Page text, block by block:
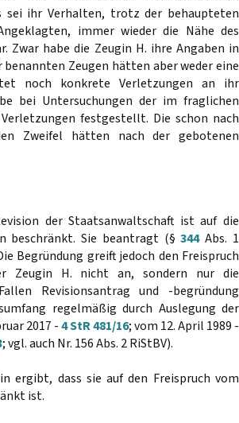
sei ihr Verhalten, trotz der behaupteten
immer wieder die Nähe des
Zwar habe die Zeugin H. ihre Angaben in
Zeugen hätten aber weder eine
noch konkrete Verletzungen an ihr
bei Untersuchungen der im fraglichen
festgestellt. Die schon nach
Zweifel hätten nach der gebotenen
der Staatsanwaltschaft ist auf die
beschränkt. Sie beantragt (§344Abs. 1
Begründung greift jedoch den Freispruch
Zeugin H. nicht an, sondern nur die
Revisionsantrag und -begründung
regelmäßig durch Auslegung der
2017 -4 StR 481/16; vom 12. April 1989 -
; vgl. auch Nr. 156 Abs. 2 RiStBV).
ergibt, dass sie auf den Freispruch vom
ist.